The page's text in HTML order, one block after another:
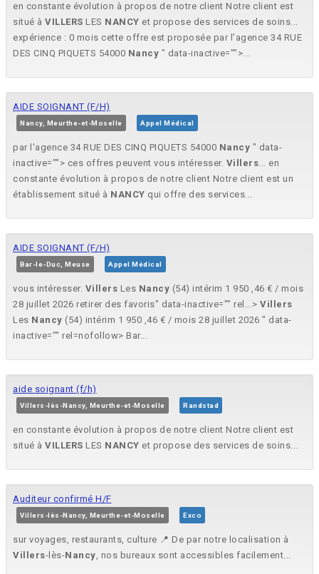
en constante évolution à propos de notre client Notre client est
situé à VILLERS LES NANCY et propose des services de soins...
expérience : 0 mois cette offre est proposée par l'agence 34 RUE
DES CINQ PIQUETS 54000 Nancy " data-inactive="">...
AIDE SOIGNANT (F/H)
Nancy, Meurthe-et-Moselle Appel Médical
par l'agence 34 RUE DES CINQ PIQUETS 54000 Nancy " data-
inactive=""> ces offres peuvent vous intéresser. Villers... en
constante évolution à propos de notre client Notre client est un
établissement situé à NANCY qui offre des services...
AIDE SOIGNANT (F/H)
Bar-le-Duc, Meuse Appel Médical
vous intéresser. Villers Les Nancy (54) intérim 1 950 ,46 € / mois
28 juillet 2026 retirer des favoris" data-inactive="" rel...> Villers
Les Nancy (54) intérim 1 950 ,46 € / mois 28 juillet 2026 " data-
inactive="" rel=nofollow> Bar...
aide soignant (f/h)
Villers-lès-Nancy, Meurthe-et-Moselle Randstad
en constante évolution à propos de notre client Notre client est
situé à VILLERS LES NANCY et propose des services de soins...
Auditeur confirmé H/F
Villers-lès-Nancy, Meurthe-et-Moselle Exco
sur voyages, restaurants, culture 📍 De par notre localisation à
Villers-lès-Nancy, nos bureaux sont accessibles facilement...